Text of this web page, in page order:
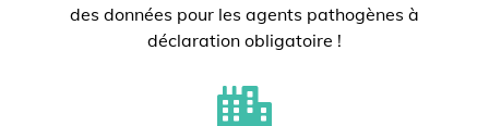
des données pour les agents pathogènes à
déclaration obligatoire !